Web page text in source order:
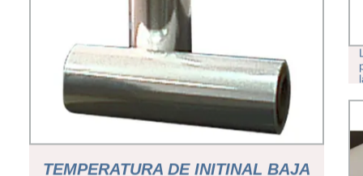
TEMPERATURA DE INITINAL BAJA